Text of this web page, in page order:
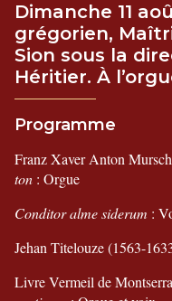
Dimanche 11
grégorien,
Sion sous la
Héritier. À
Programme
Franz Xaver Anton
ton : Orgue
Conditor alme siderum :
Jehan Titelouze (1563-
Livre Vermeil de